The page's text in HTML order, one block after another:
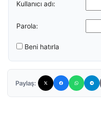
Kullanıcı adı:
Parola:
Beni hatırla
Paylaş: